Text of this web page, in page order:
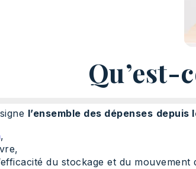
Qu’est-
l’ensemble des dépenses depuis
,
du stockage et du